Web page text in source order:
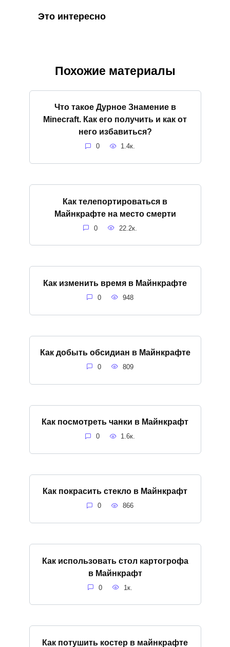
Это интересно
Похожие материалы
Что такое Дурное Знамение в
Minecraft. Как его получить и как от
него избавиться?
0 1.4к.
Как телепортироваться в
Майнкрафте на место смерти
0 22.2к.
Как изменить время в Майнкрафте
0 948
Как добыть обсидиан в Майнкрафте
0 809
Как посмотреть чанки в Майнкрафт
0 1.6к.
Как покрасить стекло в Майнкрафт
0 866
Как использовать стол картогрофа
в Майнкрафт
0 1к.
Как потушить костер в майнкрафте